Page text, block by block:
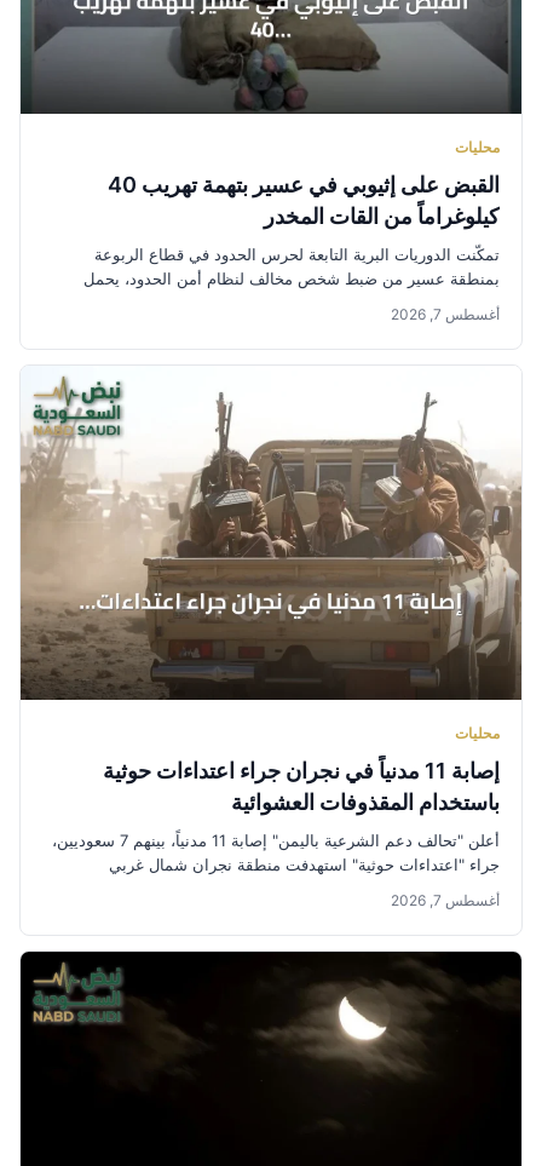
محليات
القبض على إثيوبي في عسير بتهمة تهريب 40
كيلوغراماً من القات المخدر
تمكّنت الدوريات البرية التابعة لحرس الحدود في قطاع الربوعة
بمنطقة عسير من ضبط شخص مخالف لنظام أمن الحدود، يحمل
الجنسية...
أغسطس 7, 2026
محليات
إصابة 11 مدنياً في نجران جراء اعتداءات حوثية
باستخدام المقذوفات العشوائية
أعلن "تحالف دعم الشرعية باليمن" إصابة 11 مدنياً، بينهم 7 سعوديين،
جراء "اعتداءات حوثية" استهدفت منطقة نجران شمال غربي
المملكة....
أغسطس 7, 2026